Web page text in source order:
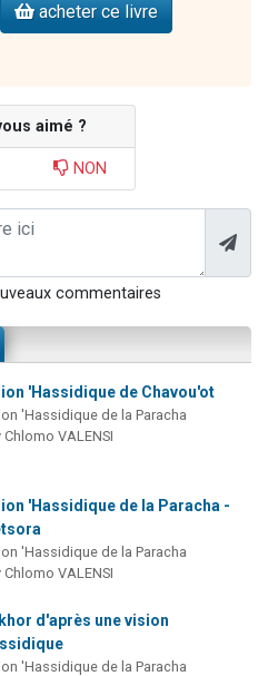
acheter ce livre
aimé ?
NON
commentaires
'Hassidique de Chavou'ot
'Hassidique de la Paracha
Chlomo VALENSI
'Hassidique de la Paracha -
'Hassidique de la Paracha
Chlomo VALENSI
d'après une vision
'Hassidique de la Paracha